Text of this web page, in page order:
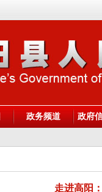
政务频道 政府
走进高阳